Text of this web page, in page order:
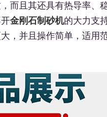
而且其还具有热导率、
金刚石制砂机的大力支
，并且操作简单，适用